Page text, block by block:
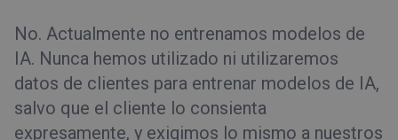
No. Actualmente no entrenamos modelos de
IA. Nunca hemos utilizado ni utilizaremos
datos de clientes para entrenar modelos de IA,
salvo que el cliente lo consienta
expresamente, y exigimos lo mismo a nuestros